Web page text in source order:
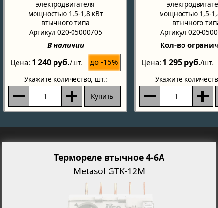
электродвигателя
мощностью 1,5-1,8 кВт
втычного типа
Артикул 020-05000705
В наличии
Цена 1 240 руб./шт. до -15%
Укажите количество, шт.:
Купить
мощностью 1,5-
втычного
Артикул 020-
Кол-во
Цена 1 295 руб./шт.
Укажите
Термореле втычное 4-6А
Metasol GTK-12M